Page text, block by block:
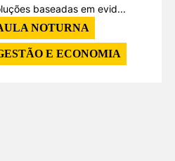
baseadas em evid...
NOTURNA
E ECONOMIA